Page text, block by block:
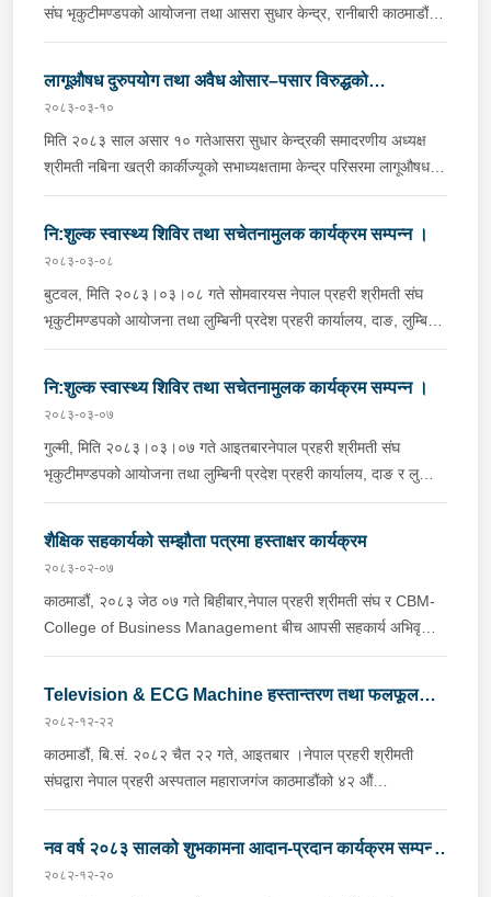
संघ भृकुटीमण्डपको आयोजना तथा आसरा सुधार केन्द्र, रानीबारी काठमाडौं र
आसरा सुधार केन्द्र, पानवारी धरान सुनसरीको सहकार्यमा लागू औषध दुरुपयोग
अवसरमा "लागू औषधको चुनौती चिनौं, सामाजिक समाधानको बाटो खोजौं"
भन्ने मूल नाराका साथ आसरा सुधार केन्द्र, पानवारी धरान, सुनसरीमा विशेष
कार्यक्रम …
लागूऔषध दुरुपयोग तथा अवैध ओसार–पसार विरुद्धको
२०८३-०३-१०
मिति २०८३ साल असार १० गतेआसरा सुधार केन्द्रकी समादरणीय अध्यक्ष
श्रीमती नबिना खत्री कार्कीज्यूको सभाध्यक्षतामा केन्द्र परिसरमा लागूऔषध
दुरुपयोग तथा अबैध ओसार-पसार विरुद्धको अन्तर्राष्ट्रिय दिवस २६ जुन
नेपाल प्रहरी श्रीमती संघ तथा यस केन्द्रका पदाधिकारीज्यूहरु, प्रहरी बरिष्ठ
अधिकृतज्यूहरु, प्रहरी अधिकृतज्यूहरु, प्रहरी कर्मचारीहरु, परामर्शदाताहरु
तथा केन्द्रका कर्मचारीहरु लगायत उपचाररत सदस्यहरुको उपस्थितीमा
केन्द्रकी कोषाध्यक्षज्यूबाट संचालन …
नि:शुल्क स्वास्थ्य शिविर तथा सचेतनामुलक कार्यक्रम सम्पन्न ।
२०८३-०३-०८
बुटवल, मिति २०८३।०३।०८ गते सोमवारयस नेपाल प्रहरी श्रीमती संघ
भृकुटीमण्डपको आयोजना तथा लुम्बिनी प्रदेश प्रहरी कार्यालय, दाङ, लुम्बिनी
प्रदेश प्रहरी तालिम केन्द्र बुटवल र लुम्बिनी प्रदेश प्रहरी अस्पताल,
बहुउद्देश्यीय भवनमा नि:शुल्क स्वास्थ्य शिविर तथा सचेतनामूलक कार्यक्रम
सम्पन्न भएको छ ।यस नेपाल प्रहरी श्रीमती संघ भृकुटीमण्डपका अध्यक्ष
श्रीमती नविना खत्री कार्कीज्यूको प्रमुख आतिथ्यतामा सम्पन्न भएको …
नि:शुल्क स्वास्थ्य शिविर तथा सचेतनामुलक कार्यक्रम सम्पन्न ।
२०८३-०३-०७
गुल्मी, मिति २०८३।०३।०७ गते आइतबारनेपाल प्रहरी श्रीमती संघ
भृकुटीमण्डपको आयोजना तथा लुम्बिनी प्रदेश प्रहरी कार्यालय, दाङ र लुम्बिनी
प्रदेश प्रहरी अस्पताल, नेपालगञ्ज, बाँकेको सहकार्यमा जिल्ला गुल्मी, मालिका
साझेदारी कार्यक्रम अन्तर्गत निःशुल्क स्वास्थ्य शिविर कार्यक्रम तथा
सचेतनामुलक कार्यक्रम सम्पन्न भएको छ ।नेपाल प्रहरी श्रीमती संघका
अध्यक्ष श्रीमती नविना खत्री कार्कीज्यूको अध्यक्षता तथा …
शैक्षिक सहकार्यको सम्झौता पत्रमा हस्ताक्षर कार्यक्रम
२०८३-०२-०७
काठमाडौं, २०८३ जेठ ०७ गते बिहीबार,नेपाल प्रहरी श्रीमती संघ र CBM-
College of Business Management बीच आपसी सहकार्य अभिवृद्धि
गर्ने उद्देश्यसहित सम्झौता पत्र (MoU) मा हस्ताक्षर कार्यक्रम सम्पन्न भएको
तर्फबाट अध्यक्ष श्रीमती नविना खत्री कार्कीज्यू र CBM-College of
Business Management का तर्फबाट Chairman लेखनाथ
कोइरालाज्यूले हस्ताक्षर गर्नु भएको थियो ।गुणस्तरीय शिक्षा, नैतिक …
Television & ECG Machine हस्तान्तरण तथा फलफूल
वितरण कार्यक्रम सम्पन्न ।
२०८२-१२-२२
काठमाडौं, बि.सं. २०८२ चैत २२ गते, आइतबार ।नेपाल प्रहरी श्रीमती
संघद्वारा नेपाल प्रहरी अस्पताल महाराजगंज काठमाडौंको ४२ औं
वार्षिकोत्सवको अवसरमा अस्पतालमा उपचारार्थ बिरामीहरुलाई शिघ्र स्वास्थ्य
Television & ECG Machine हस्तान्तरण कार्यक्रम सम्पन्न भएको छ ।
संगठन प्रहरी प्रमुख प्रहरी महानिरीक्षक दान बहादुर कार्कीज्यूको प्रमुख
नव वर्ष २०८३ सालको शुभकामना आदान-प्रदान कार्यक्रम सम्पन्न
।
२०८२-१२-२०